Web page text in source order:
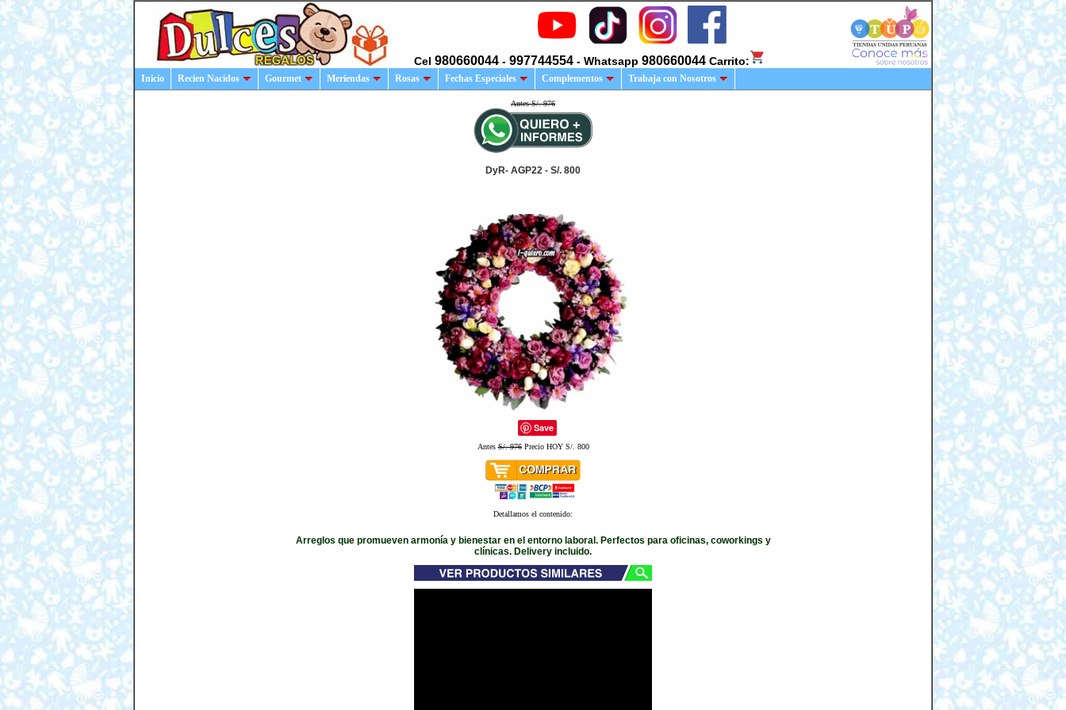
Cel 980660044 - 997744554 - Whatsapp 980660044 Carrito:
Inicio Recien Nacidos Gourmet Meriendas Rosas Fechas Especiales Complementos Trabaja con Nosotros
Antes S/. 976
DyR- AGP22 - S/. 800
Save
AntesS/. 976Precio HOY S/. 800
Detallamos el contenido:
Arreglos que promueven armonía y bienestar en el entorno laboral. Perfectos para oficinas, coworkings y
clínicas. Delivery incluido.